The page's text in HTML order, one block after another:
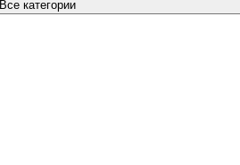
Все категории